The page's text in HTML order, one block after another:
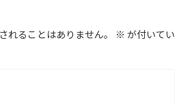
れることはありません。 ※ が付いてい